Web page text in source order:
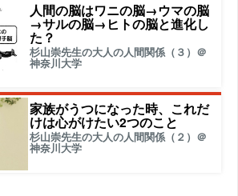
人間の脳はワニの脳→ウマの脳
→サルの脳→ヒトの脳と進化し
た？
杉山崇先生の大人の人間関係（３）＠
神奈川大学
家族がうつになった時、これだ
けは心がけたい2つのこと
杉山崇先生の大人の人間関係（２）＠
神奈川大学